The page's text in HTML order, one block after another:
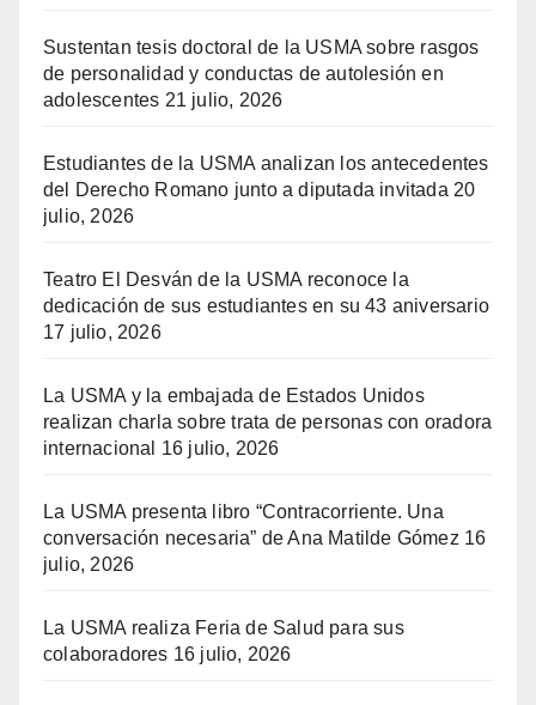
Sustentan tesis doctoral de la USMA sobre rasgos
de personalidad y conductas de autolesión en
adolescentes 21 julio, 2026
Estudiantes de la USMA analizan los antecedentes
del Derecho Romano junto a diputada invitada 20
julio, 2026
Teatro El Desván de la USMA reconoce la
dedicación de sus estudiantes en su 43 aniversario
17 julio, 2026
La USMA y la embajada de Estados Unidos
realizan charla sobre trata de personas con oradora
internacional
16 julio, 2026
La USMA presenta libro “Contracorriente. Una
conversación necesaria” de Ana Matilde Gómez 16
julio, 2026
La USMA realiza Feria de Salud para sus
colaboradores 16 julio, 2026